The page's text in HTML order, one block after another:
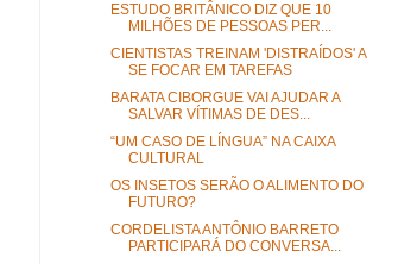
ESTUDO BRITÂNICO DIZ QUE 10
MILHÕES DE PESSOAS PER...
CIENTISTAS TREINAM 'DISTRAÍDOS' A
SE FOCAR EM TAREFAS
BARATA CIBORGUE VAI AJUDAR A
SALVAR VÍTIMAS DE DES...
“UM CASO DE LÍNGUA” NA CAIXA
CULTURAL
OS INSETOS SERÃO O ALIMENTO DO
FUTURO?
CORDELISTA ANTÔNIO BARRETO
PARTICIPARÁ DO CONVERSA...